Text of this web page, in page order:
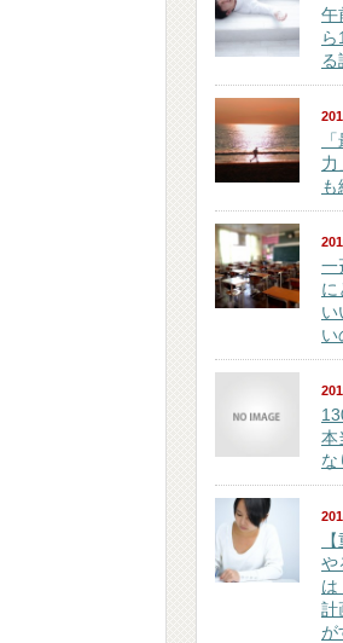
午
る
力
一
に
い
い
本
な
や
は
計
が